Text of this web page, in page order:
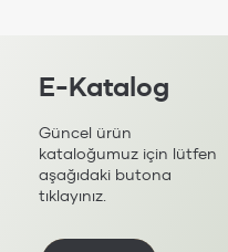
E-Katalog
Güncel ürün
kataloğumuz için lütfen
aşağıdaki butona
tıklayınız.